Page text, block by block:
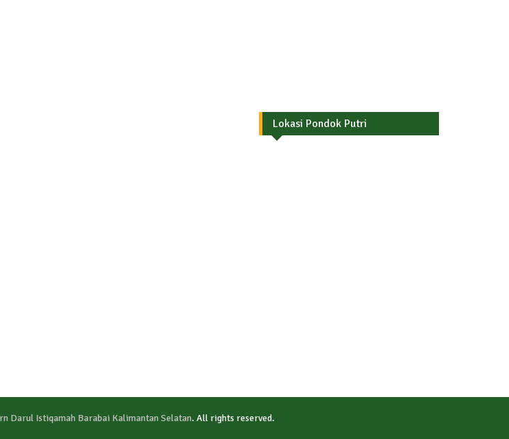
Lokasi Pondok Putri
Darul Istiqamah Barabai Kalimantan Selatan. All rights reserved.